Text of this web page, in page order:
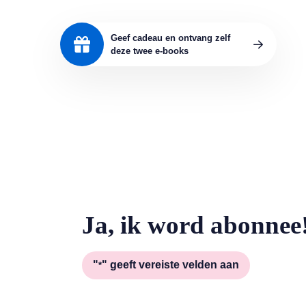
Geef cadeau en ontvang zelf
deze twee e-books
Ja, ik word
"*" geeft vereiste velden aan